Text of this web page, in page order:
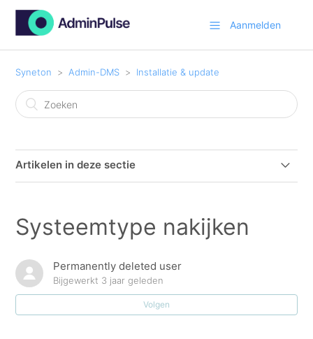
Aanmelden
Syneton Admin-DMS Installatie & update
Artikelen in deze sectie
Hoe update ik Admin-DMS op mijn computer
Systeemvereisten voor Admin-DMS
Systeemtype nakijken
Permanently deleted user
Bijgewerkt 3 jaar geleden
Volgen